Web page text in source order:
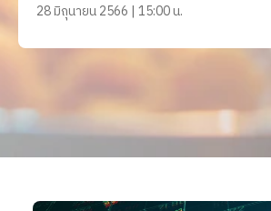
28 มิถุนายน 2566 | 15:00 น.